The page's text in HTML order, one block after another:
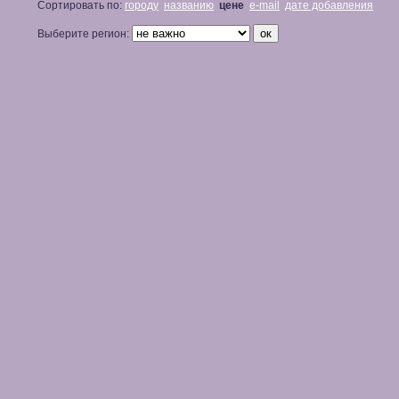
Сортировать по: городу названию цене e-mail дате добавления
Выберите регион: